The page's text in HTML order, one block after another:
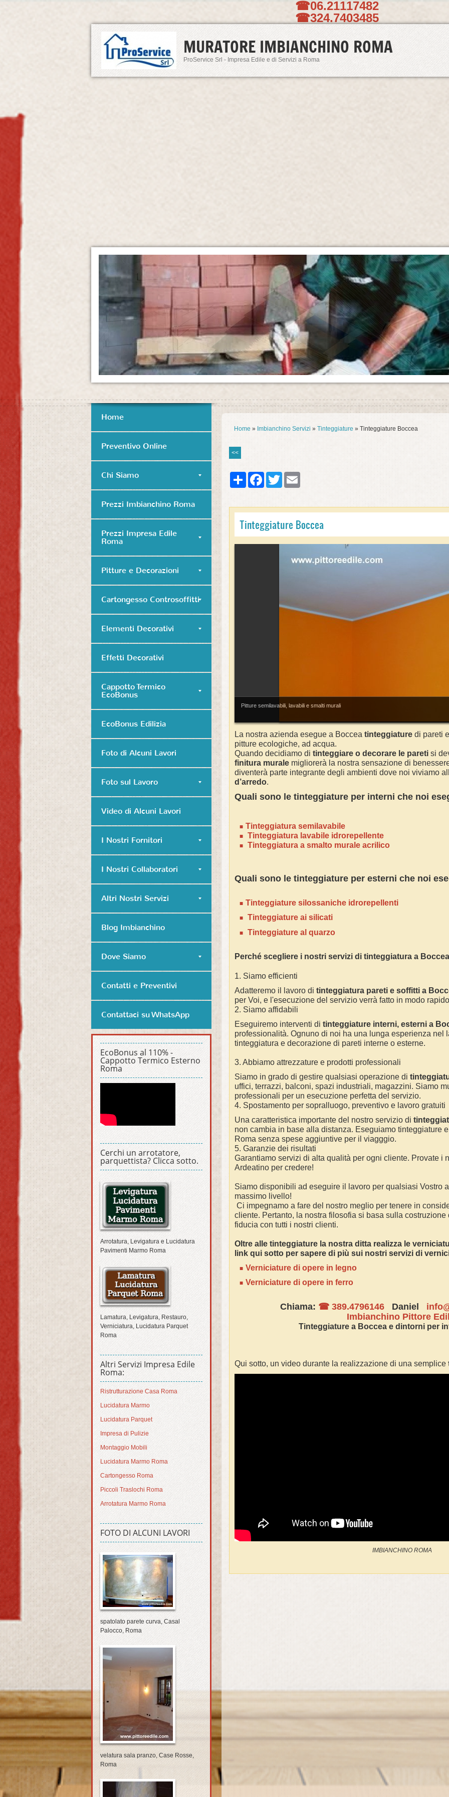
☎06.21117482
☎324.7403485
MURATORE IMBIANCHINO ROMA
ProService Srl - Impresa Edile e di Servizi a Roma
Home » Imbianchino Servizi » Tinteggiature » Tinteggiature Boccea
<<
Share FacebookTwitter
Tinteggiature Boccea
Pitture semilavabili, lavabili e smalti murali
La nostra azienda esegue a Boccea tinteggiature di pareti
pitture ecologiche, ad acqua.
Quando decidiamo di tinteggiare o decorare le pareti si
finitura murale migliorerà la nostra sensazione di
diventerà parte integrante degli ambienti dove noi viviamo
d’arredo.
Quali sono le tinteggiature per interni che noi
Tinteggiatura semilavabile
Tinteggiatura lavabile idrorepellente
Tinteggiatura a smalto murale acrilico
Quali sono le tinteggiature per esterni che noi
Tinteggiature silossaniche idrorepellenti
Tinteggiature ai silicati
Tinteggiature al quarzo
Perché scegliere i nostri servizi di tinteggiatura a Boccea
1. Siamo efficienti
Adatteremo il lavoro di tinteggiatura pareti e soffitti a
per Voi, e l'esecuzione del servizio verrà fatto in modo
2. Siamo affidabili
Eseguiremo interventi di tinteggiature interni, esterni a
professionalità. Ognuno di noi ha una lunga esperienza nel
tinteggiatura e decorazione di pareti interne o esterne.
3. Abbiamo attrezzature e prodotti professionali
Siamo in grado di gestire qualsiasi operazione di
uffici, terrazzi, balconi, spazi industriali, magazzini. Siamo
professionali per un esecuzione perfetta del servizio.
4. Spostamento per sopralluogo, preventivo e lavoro gratuiti
Una caratteristica importante del nostro servizio di
non cambia in base alla distanza. Eseguiamo tinteggiature
Roma senza spese aggiuntive per il viagggio.
5. Garanzie dei risultati
Garantiamo servizi di alta qualità per ogni cliente. Provate i
Ardeatino per credere!
Siamo disponibili ad eseguire il lavoro per qualsiasi Vostro
massimo livello!
Ci impegnamo a fare del nostro meglio per tenere in
cliente. Pertanto, la nostra filosofia si basa sulla
fiducia con tutti i nostri clienti.
Oltre alle tinteggiature la nostra ditta realizza le
link qui sotto per sapere di più sui nostri servizi di
Verniciature di opere in legno
Verniciature di opere in ferro
Chiama: ☎ 389.4796146Daniel
Imbianchino Pittore
Tinteggiature a Boccea e dintorni per
Qui sotto, un video durante la realizzazione di una semplice
IMBIANCHINO ROMA
Home
Preventivo Online
Chi Siamo
Prezzi Imbianchino Roma
Prezzi Impresa Edile
Roma
Pitture e Decorazioni
Cartongesso Controsoffitti
Elementi Decorativi
Effetti Decorativi
Cappotto Termico
EcoBonus
EcoBonus Edilizia
Foto di Alcuni Lavori
Foto sul Lavoro
Video di Alcuni Lavori
I Nostri Fornitori
I Nostri Collaboratori
Altri Nostri Servizi
Blog Imbianchino
Dove Siamo
Contatti e Preventivi
Contattaci su WhatsApp
EcoBonus al 110% -
Cappotto Termico Esterno
Roma
Cerchi un arrotatore,
parquettista? Clicca sotto.
Arrotatura, Levigatura e Lucidatura
Pavimenti Marmo Roma
Lamatura, Levigatura, Restauro,
Verniciatura, Lucidatura Parquet
Roma
Altri Servizi Impresa Edile
Roma:
Ristrutturazione Casa Roma
Lucidatura Marmo
Lucidatura Parquet
Impresa di Pulizie
Montaggio Mobili
Lucidatura Marmo Roma
Cartongesso Roma
Piccoli Traslochi Roma
Arrotatura Marmo Roma
FOTO DI ALCUNI LAVORI
spatolato parete curva, Casal
Palocco, Roma
velatura sala pranzo, Case Rosse,
Roma